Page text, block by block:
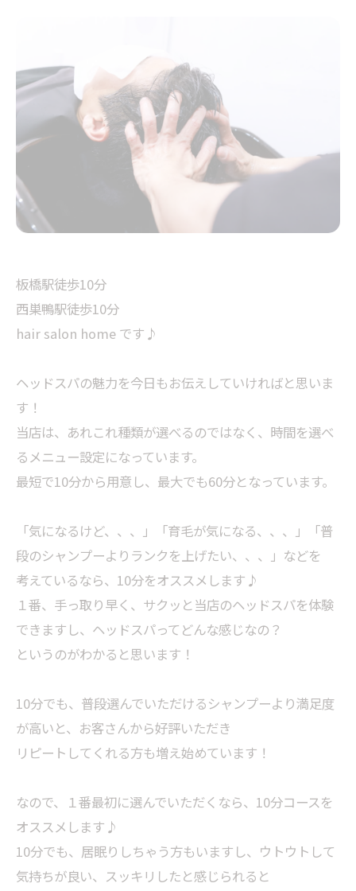
板橋駅徒歩10分
西巣鴨駅徒歩10分
hair salon home です♪
ヘッドスパの魅力を今日もお伝えしていければと思いま
す！
当店は、あれこれ種類が選べるのではなく、時間を選べ
るメニュー設定になっています。
最短で10分から用意し、最大でも60分となっています。
「気になるけど、、、」「育毛が気になる、、、」「普
段のシャンプーよりランクを上げたい、、、」などを
考えているなら、10分をオススメします♪
１番、手っ取り早く、サクッと当店のヘッドスパを体験
できますし、ヘッドスパってどんな感じなの？
というのがわかると思います！
10分でも、普段選んでいただけるシャンプーより満足度
が高いと、お客さんから好評いただき
リピートしてくれる方も増え始めています！
なので、１番最初に選んでいただくなら、10分コースを
オススメします♪
10分でも、居眠りしちゃう方もいますし、ウトウトして
気持ちが良い、スッキリしたと感じられると